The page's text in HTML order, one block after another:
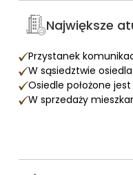
Największe
Przystanek
W sąsiedztwie
Osiedle położone
W sprzedaży